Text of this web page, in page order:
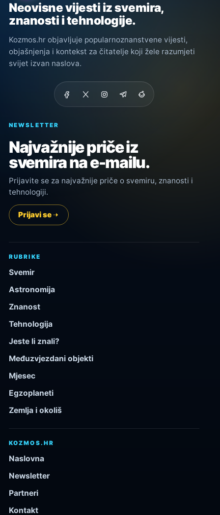
Neovisne vijesti iz svemira,
znanosti i tehnologije.
Kozmos.hr objavljuje popularnoznanstvene vijesti,
objašnjenja i kontekst za čitatelje koji žele razumjeti
svijet izvan naslova.
NEWSLETTER
Najvažnije priče iz
svemira na e-mailu.
Prijavite se za najvažnije priče o svemiru, znanosti i
tehnologiji.
Prijavi se
RUBRIKE
Svemir
Astronomija
Znanost
Tehnologija
Jeste li znali?
Međuzvjezdani objekti
Mjesec
Egzoplaneti
Zemlja i okoliš
KOZMOS.HR
Naslovna
Newsletter
Partneri
Kontakt